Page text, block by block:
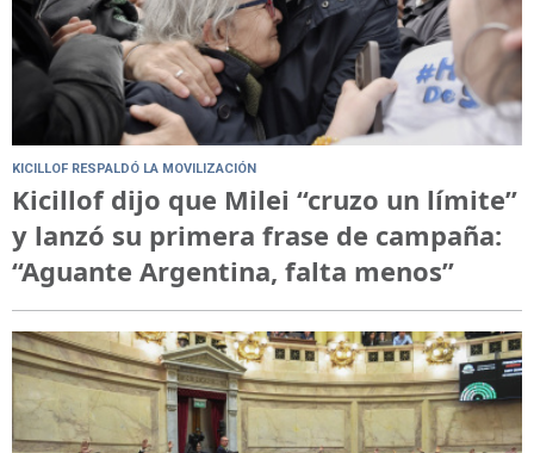
KICILLOF RESPALDÓ LA MOVILIZACIÓN
Kicillof dijo que Milei “cruzo un límite”
y lanzó su primera frase de campaña:
“Aguante Argentina, falta menos”